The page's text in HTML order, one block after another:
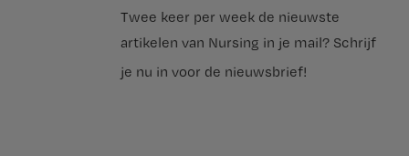
Twee keer per week de nieuwste
artikelen van Nursing in je mail? Schrijf
je nu in voor de nieuwsbrief!